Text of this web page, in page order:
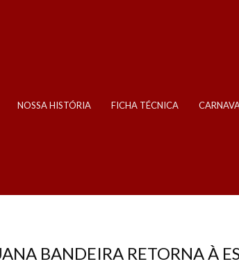
NOSSA HISTÓRIA FICHA TÉCNICA
BANDEIRA RETORNA À